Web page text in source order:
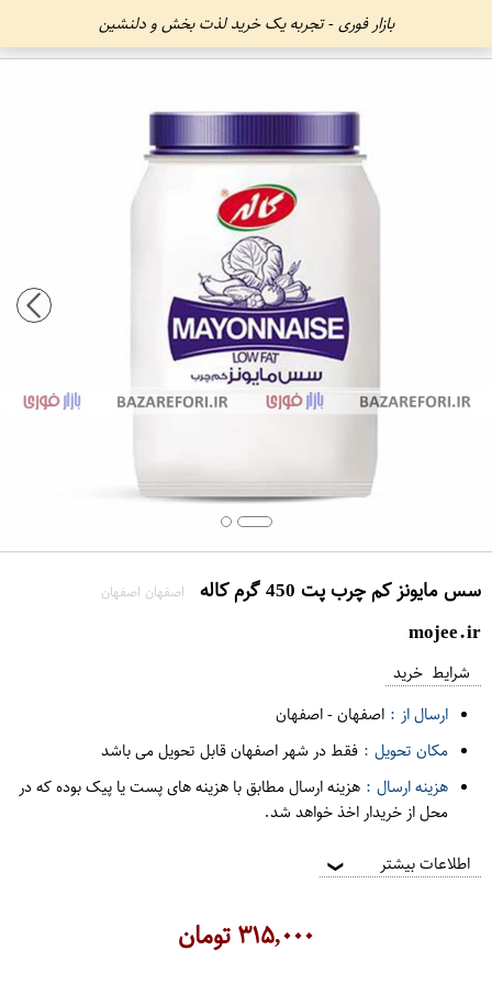
بازار فوری - تجربه یک خرید لذت بخش و دلنشین
سس مایونز کم چرب پت 450 گرم کاله اصفهان اصفهان
mojee.ir
شرایط خرید
ارسال از : اصفهان-اصفهان
مکان تحویل : فقط در شهر اصفهان قابل تحویل می باشد
هزینه ارسال : هزینه ارسال مطابق با هزینه های پست یا پیک بوده که در
محل از خریدار اخذ خواهد شد.
اطلاعات بیشتر ❯
۳۱۵,۰۰۰تومان